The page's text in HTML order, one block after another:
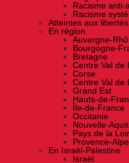
Racisme anti-
Racisme
Atteintes aux libertés
En région
Auvergne-
Bourgogne-
Bretagne
Centre Val de
Corse
Centre Val de
Grand Est
Hauts-de-
Île-de-France
Occitanie
Nouvelle-
Pays de la
Provence-
En Israël-Palestine
Israël